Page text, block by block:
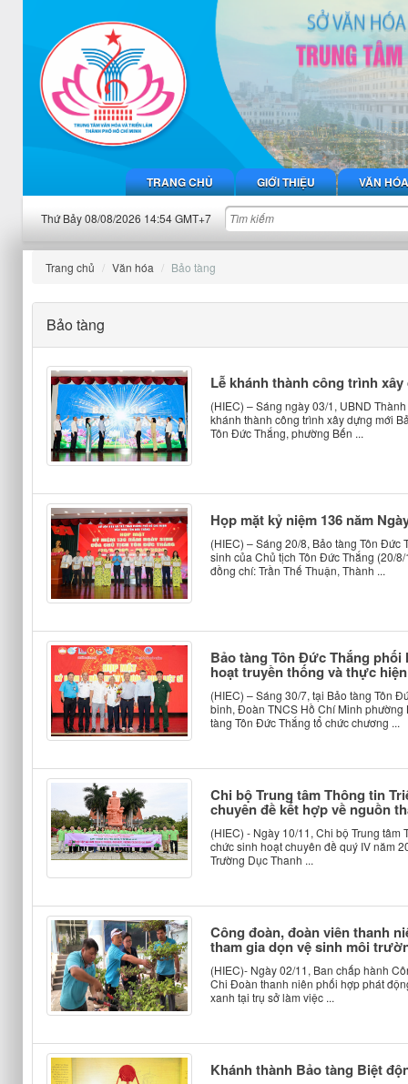
TRANG CHỦ GIỚI THIỆU VĂN HÓA
Thứ Bảy 08/08/2026 14:54 GMT+7
Trang chủ Văn hóa Bảo tàng
Bảo tàng
Lễ khánh thành công trình
(HIEC) – Sáng ngày 03/1, UBND
khánh thành công trình xây dựng mới
Tôn Đức Thắng, phường Bến ...
Họp mặt kỷ niệm 136 năm
(HIEC) – Sáng 20/8, Bảo tàng Tôn Đức
sinh của Chủ tịch Tôn Đức Thắng (20/
đồng chí: Trần Thế Thuận, Thành ...
Bảo tàng Tôn Đức Thắng
hoạt truyền thống và thực
(HIEC) – Sáng 30/7, tại Bảo tàng Tôn
binh, Đoàn TNCS Hồ Chí Minh
tàng Tôn Đức Thắng tổ chức chương ...
​Chi bộ Trung tâm Thông tin
chuyên đề kết hợp về nguồn
(HIEC) - Ngày 10/11, Chi bộ Trung
chức sinh hoạt chuyên đề quý IV năm
Trường Dục Thanh ...
Công đoàn, đoàn viên thanh
tham gia dọn vệ sinh môi
(HIEC)- Ngày 02/11, Ban chấp hành
Chi Đoàn thanh niên phối hợp phát
xanh tại trụ sở làm việc ...
Khánh thành Bảo tàng Biệt